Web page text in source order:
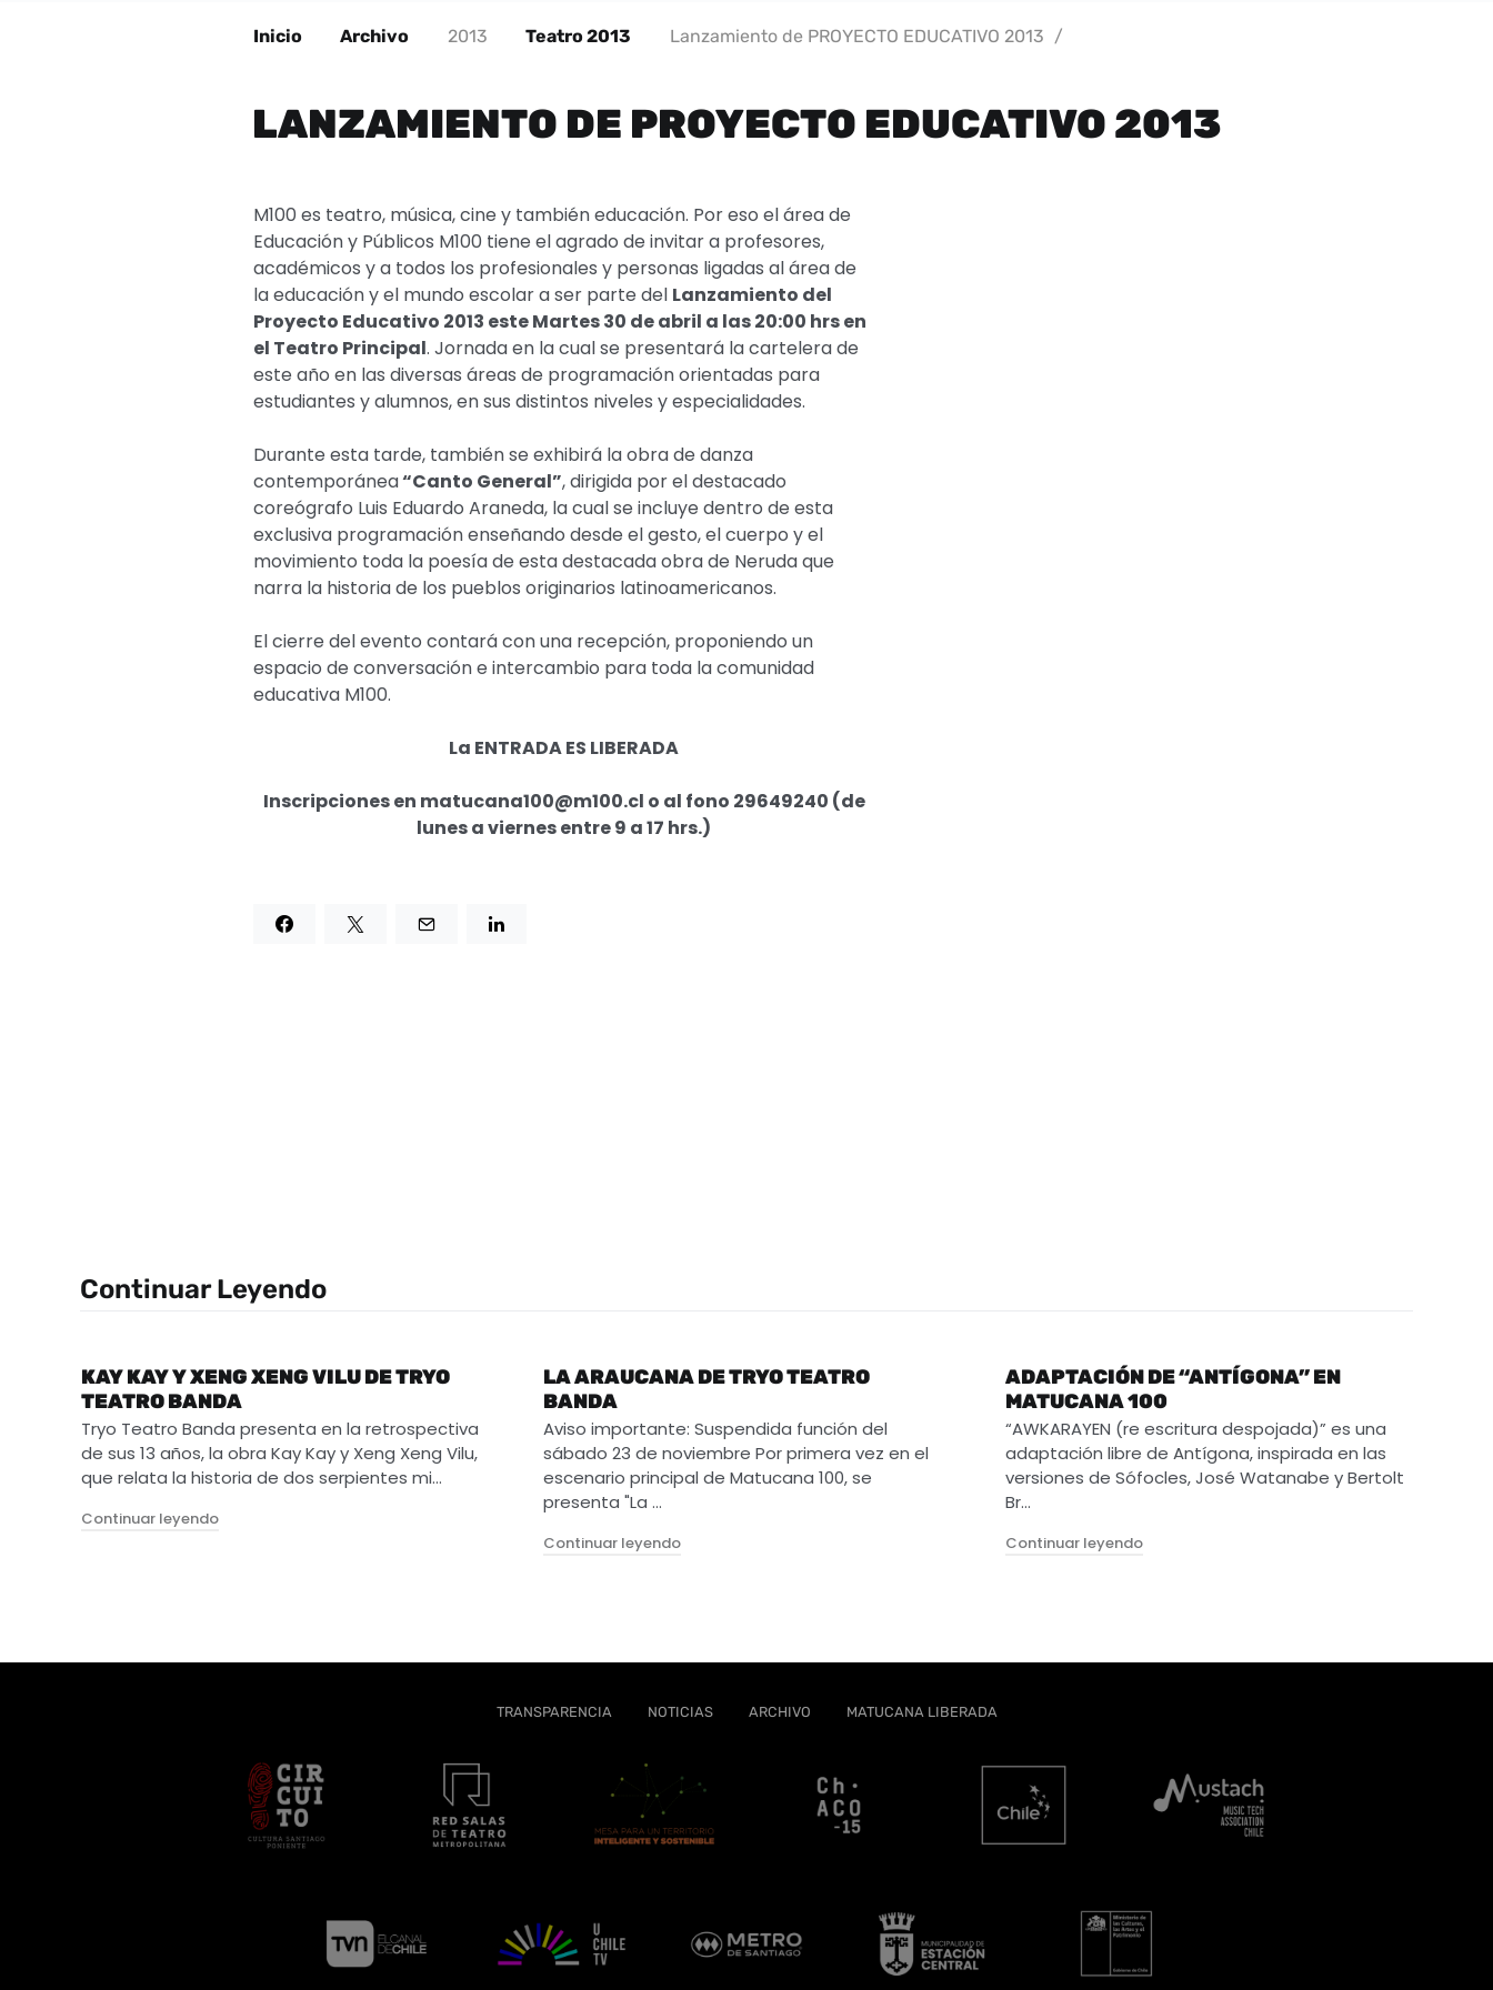
Inicio Archivo 2013 Teatro 2013 Lanzamiento de PROYECTO EDUCATIVO 2013 /
LANZAMIENTO DE PROYECTO EDUCATIVO 2013
M100 es teatro, música, cine y también educación. Por eso el área de
Educación y Públicos M100 tiene el agrado de invitar a profesores,
académicos y a todos los profesionales y personas ligadas al área de
la educación y el mundo escolar a ser parte del Lanzamiento del
Proyecto Educativo 2013 este Martes 30 de abril a las 20:00 hrs en
el Teatro Principal. Jornada en la cual se presentará la cartelera de
este año en las diversas áreas de programación orientadas para
estudiantes y alumnos, en sus distintos niveles y especialidades.
Durante esta tarde, también se exhibirá la obra de danza
contemporánea“Canto General”, dirigida por el destacado
coreógrafo Luis Eduardo Araneda, la cual se incluye dentro de esta
exclusiva programación enseñando desde el gesto, el cuerpo y el
movimiento toda la poesía de esta destacada obra de Neruda que
narra la historia de los pueblos originarios latinoamericanos.
El cierre del evento contará con una recepción, proponiendo un
espacio de conversación e intercambio para toda la comunidad
educativa M100.
La ENTRADA ES LIBERADA
Inscripciones en matucana100@m100.cl o al fono 29649240 (de
lunes a viernes entre 9 a 17 hrs.)
Continuar Leyendo
KAY KAY Y XENG XENG VILU DE TRYO
TEATRO BANDA
Tryo Teatro Banda presenta en la retrospectiva
de sus 13 años, la obra Kay Kay y Xeng Xeng Vilu,
que relata la historia de dos serpientes mi…
Continuar leyendo"KAY KAY Y XENG XENG VILU de Tryo Teatro Banda"
LA ARAUCANA DE TRYO TEATRO
BANDA
Aviso importante: Suspendida función del
sábado 23 de noviembre Por primera vez en el
escenario principal de Matucana 100, se
presenta "La …
Continuar leyendo"LA ARAUCANA de Tryo Teatro Banda"
ADAPTACIÓN DE “ANTÍGONA” EN
MATUCANA 100
“AWKARAYEN (re escritura despojada)” es una
adaptación libre de Antígona, inspirada en las
versiones de Sófocles, José Watanabe y Bertolt
Br…
Continuar leyendo"Adaptación de “Antígona” en Matucana 100"
TRANSPARENCIA NOTICIAS ARCHIVO MATUCANA LIBERADA